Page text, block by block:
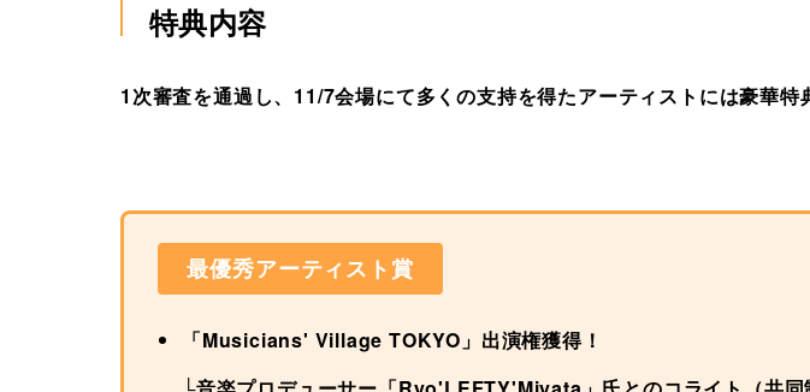
特典内容
1次審査を通過し、11/7会場にて多くの支持を得たアーティストには豪華特
最優秀アーティスト賞
「Musicians' Village TOKYO」出演権獲得！